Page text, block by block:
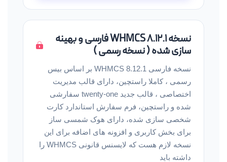
نسخه WHMCS 8.12.1 فارسی و بهینه
سازی شده ( نسخه رسمی )
نسخه فارسی WHMCS 8.12.1 بر اساس بیس
رسمی ، کاملا راستچین، دارای قالب مدیریت
اختصاصی ، قالب جدید twenty-one سفارشی
شده و راستچین، فرم سفارش استاندارد کارت
شخصی سازی شده، دارای هوک شمسی ساز
برای بخش کاربری و افزونه های اضافه برای این
نسخه لازم هست که لایسنس قانونی WHMCS را
داشته باید